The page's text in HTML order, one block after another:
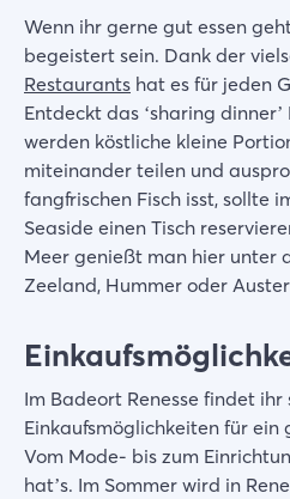
Wenn ihr gerne gut essen
begeistert sein. Dank der
Restaurants hat es für jeden
Entdeckt das ‘sharing
werden köstliche kleine
miteinander teilen und
fangfrischen Fisch isst, sollte
Seaside einen Tisch
Meer genießt man hier unter
Zeeland, Hummer oder
Im Badeort Renesse findet ihr
Einkaufsmöglichkeiten für ein
Vom Mode- bis zum
hat’s. Im Sommer wird in